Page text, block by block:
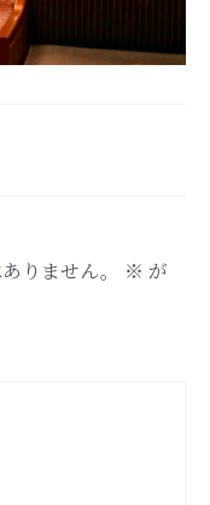
りません。 ※ が